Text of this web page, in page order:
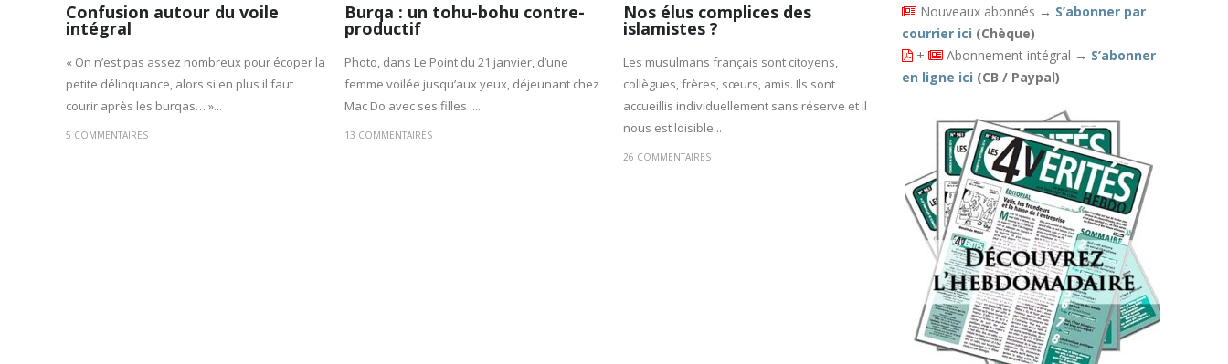
Confusion autour du voile
intégral
« On n’est pas assez nombreux pour écoper la
petite délinquance, alors si en plus il faut
courir après les burqas… »...
5 COMMENTAIRES
Burqa : un tohu-bohu contre-
productif
Photo, dans Le Point du 21 janvier, d’une
femme voilée jusqu’aux yeux, déjeunant chez
Mac Do avec ses filles :...
13 COMMENTAIRES
Nos élus complices des
islamistes ?
Les musulmans français sont citoyens,
collègues, frères, sœurs, amis. Ils sont
accueillis individuellement sans réserve et il
nous est loisible...
26 COMMENTAIRES
Nouveaux abonnés → S’abonner par
courrier ici (Chèque)
+
Abonnement intégral → S’abonner
en ligne ici (CB / Paypal)